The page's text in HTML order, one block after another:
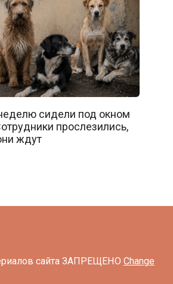
сидели под окном
прослезились,
ждут
сайта ЗАПРЕЩЕНО Change